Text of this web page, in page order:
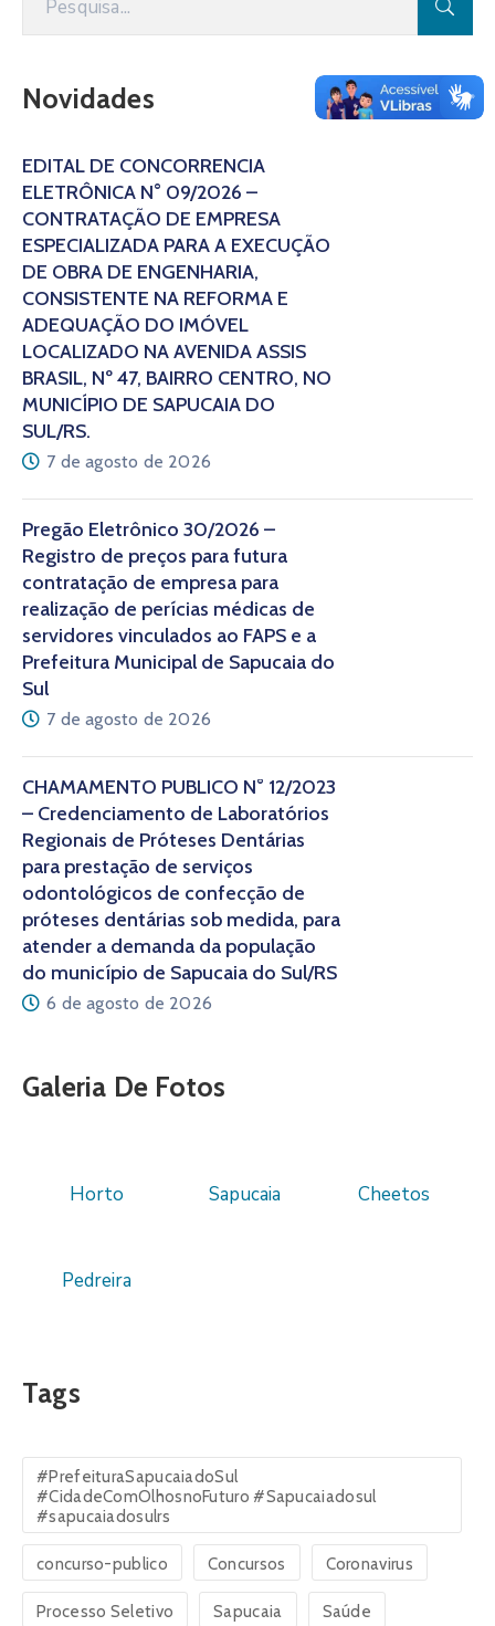
Novidades
EDITAL DE CONCORRÊNCIA
ELETRÔNICA N° 09/2026 –
CONTRATAÇÃO DE EMPRESA
ESPECIALIZADA PARA A EXECUÇÃO
DE OBRA DE ENGENHARIA,
CONSISTENTE NA REFORMA E
ADEQUAÇÃO DO IMÓVEL
LOCALIZADO NA AVENIDA ASSIS
BRASIL, Nº 47, BAIRRO CENTRO, NO
MUNICÍPIO DE SAPUCAIA DO
SUL/RS.
7 de agosto de 2026
Pregão Eletrônico 30/2026 –
Registro de preços para futura
contratação de empresa para
realização de perícias médicas de
servidores vinculados ao FAPS e a
Prefeitura Municipal de Sapucaia do
Sul
7 de agosto de 2026
CHAMAMENTO PÚBLICO N° 12/2023
– Credenciamento de Laboratórios
Regionais de Próteses Dentárias
para prestação de serviços
odontológicos de confecção de
próteses dentárias sob medida, para
atender a demanda da população
do município de Sapucaia do Sul/RS
6 de agosto de 2026
Galeria De Fotos
Horto Sapucaia Cheetos
Pedreira
Tags
#PrefeituraSapucaiadoSul
#CidadeComOlhosnoFuturo #Sapucaiadosul
#sapucaiadosulrs
concurso-publico Concursos Coronavirus
Processo Seletivo Sapucaia Saúde